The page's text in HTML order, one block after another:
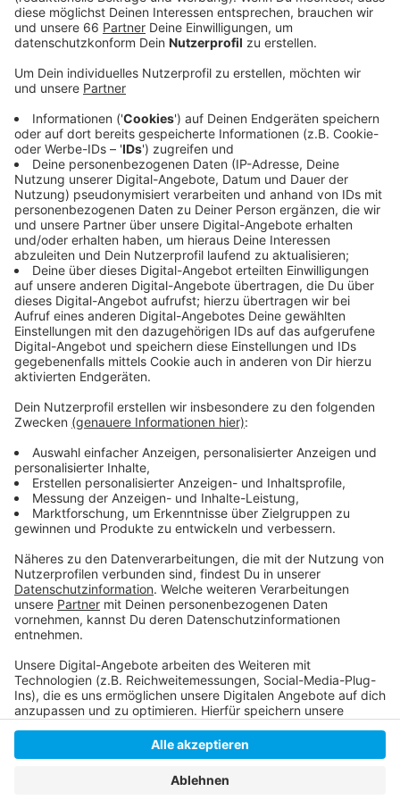
Anzeige
verändert. Stand zu Beginn in den 60er Jahren die
Produktberatung im Vordergrund, geht es mittlerweile
vor allem um Insolvenzberatungen, Mietrecht,
Schuldenprävention oder Hilfe bei Problemen mit
Telekommunikationsanbietern. Rund 2.340.000
Düsseldorfer haben seit dem Start Rat bei der
Verbraucherzentrale gesucht. Mit Beginn der
Pandemie ging es in letzter Zeit vermehrt um
Existenzberatungen.
Anzeige
Weitere Infos und Links zu diesem Thema:
Anzeige
Beratungsstelle der Verbraucherzentrale
Düsseldorf
Anzeige